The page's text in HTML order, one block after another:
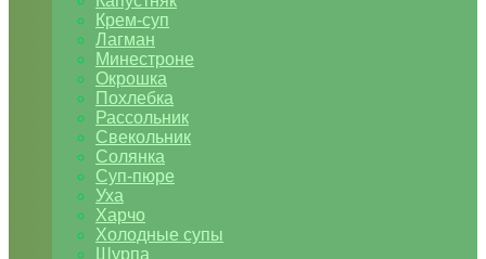
Крем-суп
Лагман
Минестроне
Окрошка
Похлебка
Рассольник
Свекольник
Солянка
Суп-пюре
Уха
Харчо
Холодные супы
Шурпа